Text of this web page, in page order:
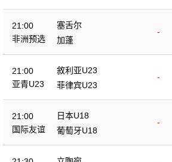
21:00
非洲预选
塞舌尔
-
加蓬
21:00
亚青U23
敘利亚U23
-
菲律宾U23
21:00
国际友谊
日本U18
-
葡萄牙U18